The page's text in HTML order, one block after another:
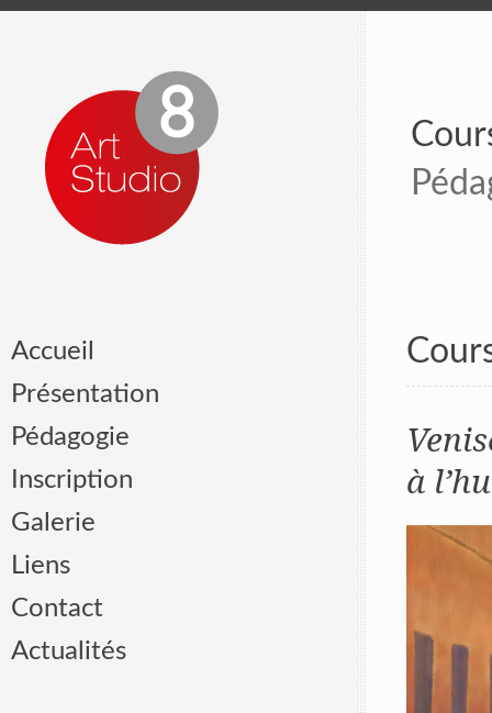
à
Accueil
Présentation
Pédagogie
Inscription
Galerie
Liens
Contact
Actualités